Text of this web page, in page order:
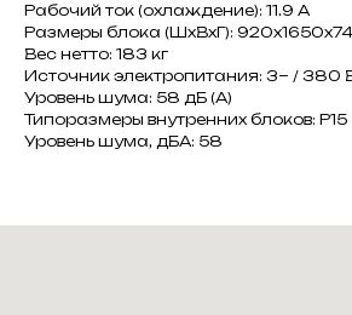
Рабочий ток (охлаждение): 11.9 A
Размеры блока (ШxВxГ):
Вес нетто: 183 кг
Источник электропитания: 3~ / 380
Уровень шума: 58 дБ (А)
Типоразмеры внутренних блоков:
Уровень шума, дБА: 58